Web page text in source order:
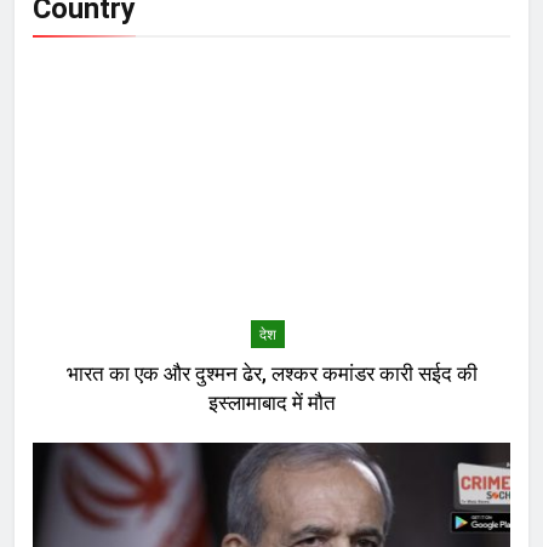
Country
देश
भारत का एक और दुश्मन ढेर, लश्कर कमांडर कारी सईद की
इस्लामाबाद में मौत